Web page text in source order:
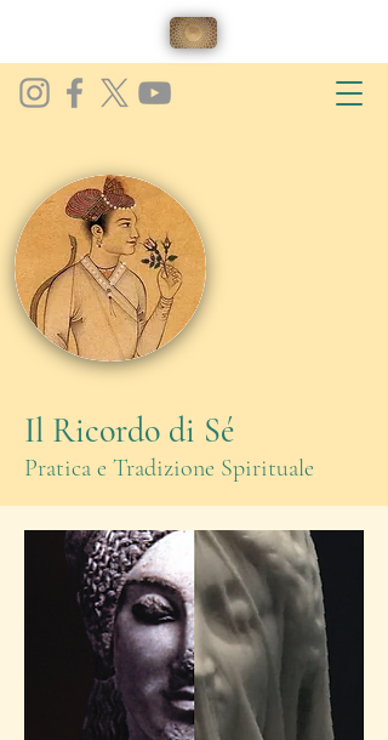
Il Ricordo di Sé
Pratica e Tradizione Spirituale